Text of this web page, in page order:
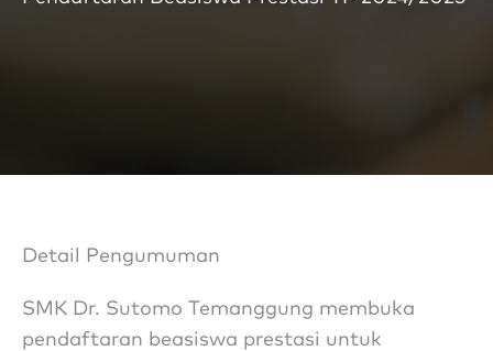
Detail Pengumuman
SMK Dr. Sutomo Temanggung membuka
pendaftaran beasiswa prestasi untuk